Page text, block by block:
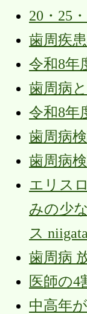
20・25
歯周疾
令和8年
歯周病
令和8年
歯周病
歯周病
エリス
みの少
ス
歯周病
医師の4
中高年